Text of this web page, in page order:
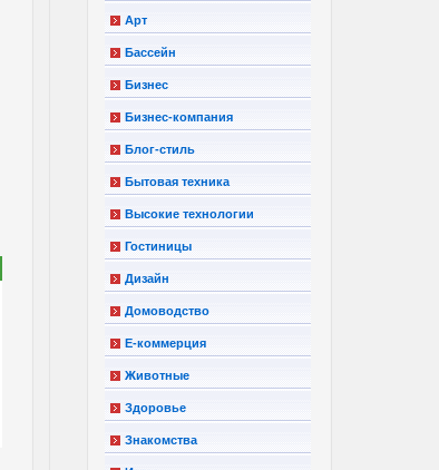
Арт
Бассейн
Бизнес
Бизнес-компания
Блог-стиль
Бытовая техника
Высокие технологии
Гостиницы
Дизайн
Домоводство
Е-коммерция
Животные
Здоровье
Знакомства